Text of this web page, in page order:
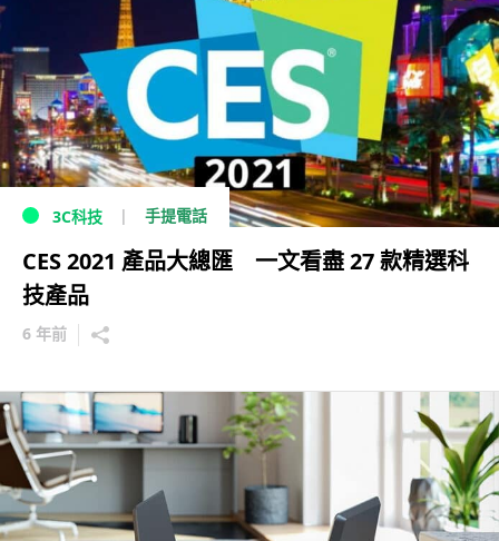
3C科技 手提電話
CES 2021 產品大總匯 一文看盡 27 款精選科
技產品
6 年前